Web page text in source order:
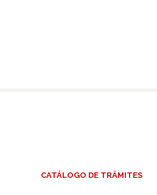
CATÁLOGO DE TRÁMITES